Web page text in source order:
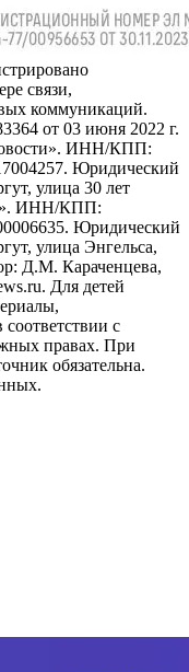
связи,
коммуникаций.
от 03 июня 2022 г.
ИНН/КПП:
Юридический
улица 30 лет
ИНН/КПП:
Юридический
улица Энгельса,
Д.М. Караченцева,
Для детей
с
правах. При
обязательна.